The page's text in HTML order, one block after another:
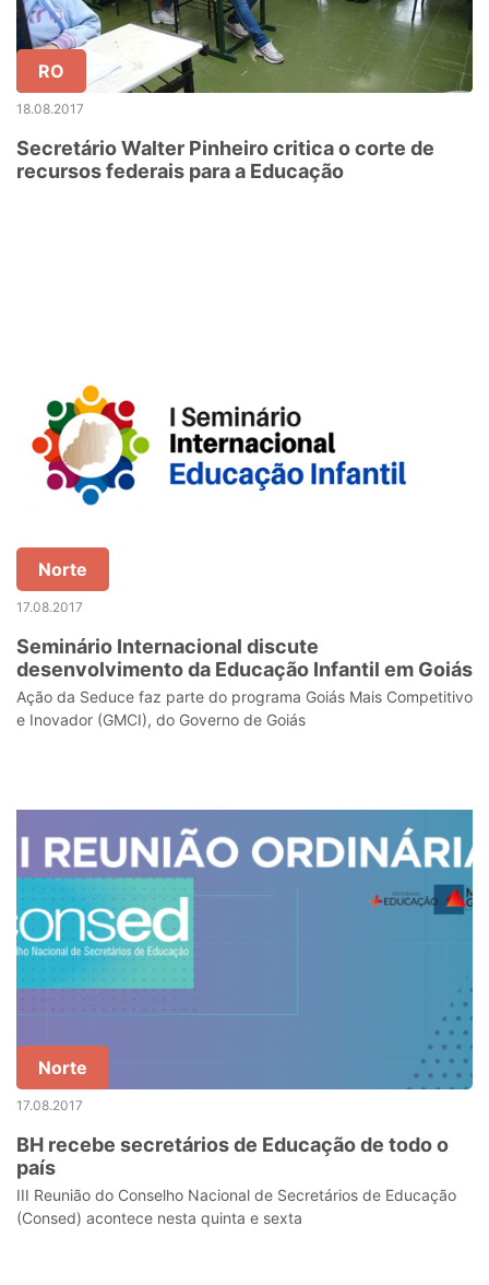
RO
18.08.2017
Secretário Walter Pinheiro critica o corte de
recursos federais para a Educação
Norte
17.08.2017
Seminário Internacional discute
desenvolvimento da Educação Infantil em Goiás
Ação da Seduce faz parte do programa Goiás Mais Competitivo
e Inovador (GMCI), do Governo de Goiás
Norte
17.08.2017
BH recebe secretários de Educação de todo o
país
III Reunião do Conselho Nacional de Secretários de Educação
(Consed) acontece nesta quinta e sexta